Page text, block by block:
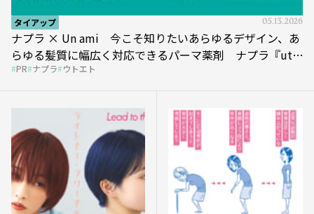
タイアップ 05.13.2026
ナプラ × Un ami 今こそ知りたいあらゆるデザイン、あ
らゆる髪質に幅広く対応できるパーマ薬剤 ナプラ『ut-
et』
PR ナプラ ウトエト